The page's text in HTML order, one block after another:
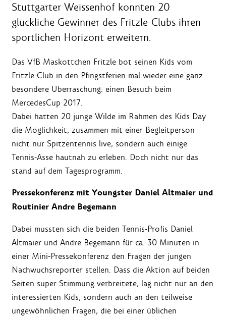
Stuttgarter Weissenhof konnten 20
glückliche Gewinner des Fritzle-Clubs ihren
sportlichen Horizont erweitern.
Das VfB Maskottchen Fritzle bot seinen Kids vom
Fritzle-Club in den Pfingstferien mal wieder eine ganz
besondere Überraschung: einen Besuch beim
MercedesCup 2017.
Dabei hatten 20 junge Wilde im Rahmen des Kids Day
die Möglichkeit, zusammen mit einer Begleitperson
nicht nur Spitzentennis live, sondern auch einige
Tennis-Asse hautnah zu erleben. Doch nicht nur das
stand auf dem Tagesprogramm.
Pressekonferenz mit Youngster Daniel Altmaier und
Routinier Andre Begemann
Dabei mussten sich die beiden Tennis-Profis Daniel
Altmaier und Andre Begemann für ca. 30 Minuten in
einer Mini-Pressekonferenz den Fragen der jungen
Nachwuchsreporter stellen. Dass die Aktion auf beiden
Seiten super Stimmung verbreitete, lag nicht nur an den
interessierten Kids, sondern auch an den teilweise
ungewöhnlichen Fragen, die bei einer üblichen